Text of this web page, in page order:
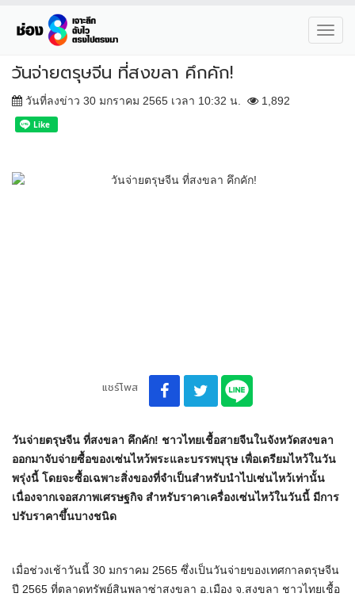
วันจ่ายตรุษจีน ที่สงขลา คึกคัก!
วันที่ลงข่าว 30 มกราคม 2565 เวลา 10:32 น. 1,892
แชร์โพส
วันจ่ายตรุษจีน ที่สงขลา คึกคัก! ชาวไทยเชื้อสายจีนในจังหวัดสงขลา
ออกมาจับจ่ายซื้อของเซ่นไหว้พระและบรรพบุรุษ เพื่อเตรียมไหว้ในวัน
พรุ่งนี้ โดยจะซื้อเฉพาะสิ่งของที่จำเป็นสำหรับนำไปเซ่นไหว้เท่านั้น
เนื่องจากเจอสภาพเศรษฐกิจ สำหรับราคาเครื่องเซ่นไหว้ในวันนี้ มีการ
ปรับราคาขึ้นบางชนิด
เมื่อช่วงเช้าวันนี้ 30 มกราคม 2565 ซึ่งเป็นวันจ่ายของเทศกาลตรุษจีน
ปี 2565 ที่ตลาดทรัพย์สินพลาซ่าสงขลา อ.เมือง จ.สงขลา ชาวไทยเชื้อ